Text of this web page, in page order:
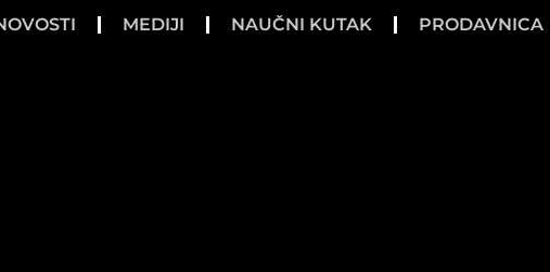
MEDIJI NAUČNI KUTAK PRODAVNICA